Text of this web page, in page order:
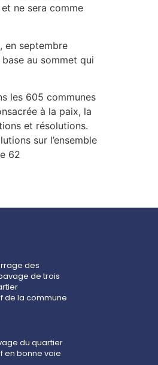
ne sera comme
en septembre
au sommet qui
les 605 communes
à la paix, la
et résolutions.
sur l’ensemble
62
des
de trois
de la commune
du quartier
en bonne voie